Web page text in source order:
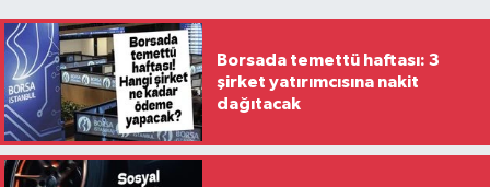
Borsada temettü haftası: 3
şirket yatırımcısına nakit
dağıtacak